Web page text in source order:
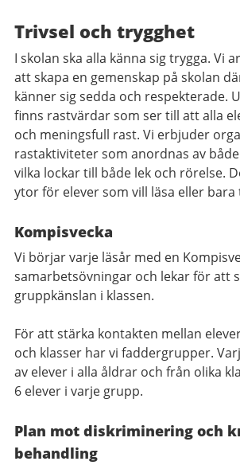
Trivsel och trygghet
I skolan ska alla känna sig trygga. Vi
att skapa en gemenskap på skolan
känner sig sedda och respekterade.
finns rastvärdar som ser till att alla
och meningsfull rast. Vi erbjuder
rastaktiviteter som anordnas av
vilka lockar till både lek och rörelse.
ytor för elever som vill läsa eller bara
Kompisvecka
Vi börjar varje läsår med en
samarbetsövningar och lekar för att
gruppkänslan i klassen.
För att stärka kontakten mellan
och klasser har vi faddergrupper.
av elever i alla åldrar och från olika
6 elever i varje grupp.
Plan mot diskriminering och
behandling